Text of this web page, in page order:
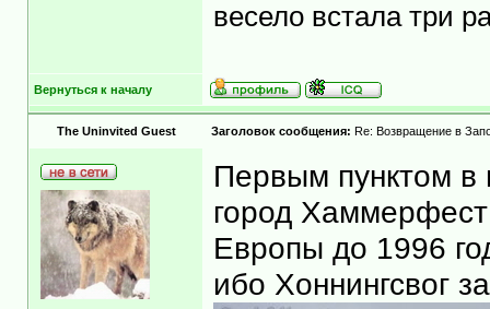
весело встала три
Вернуться к началу
The Uninvited Guest Заголовок сообщения: Re: Возвращение в
Первым пунктом в
город
Европы до 1996
ибо Хоннингсвог